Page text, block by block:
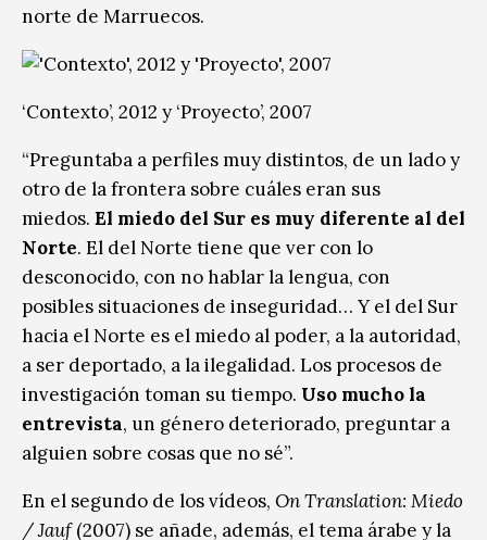
norte de Marruecos.
‘Contexto’, 2012 y ‘Proyecto’, 2007
“Preguntaba a perfiles muy distintos, de un lado y
otro de la frontera sobre cuáles eran sus
miedos. El miedo del Sur es muy diferente al del
Norte. El del Norte tiene que ver con lo
desconocido, con no hablar la lengua, con
posibles situaciones de inseguridad… Y el del Sur
hacia el Norte es el miedo al poder, a la autoridad,
a ser deportado, a la ilegalidad. Los procesos de
investigación toman su tiempo. Uso mucho la
entrevista, un género deteriorado, preguntar a
alguien sobre cosas que no sé”.
En el segundo de los vídeos, On Translation: Miedo
/ Jauf(2007) se añade, además, el tema árabe y la